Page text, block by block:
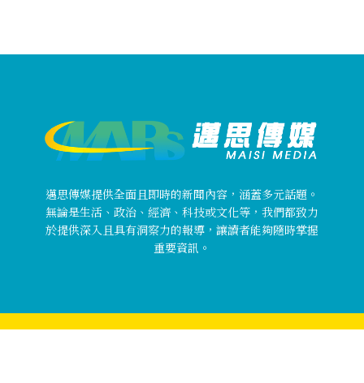
邁思傳媒提供全面且即時的新聞內容，涵蓋多元話題。
無論是生活、政治、經濟、科技或文化等，我們都致力
於提供深入且具有洞察力的報導，讓讀者能夠隨時掌握
重要資訊。